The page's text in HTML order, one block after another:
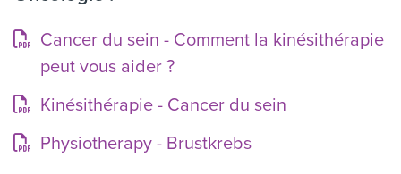
Cancer du sein - Comment la kinésithérapie
peut vous aider ?
Kinésithérapie - Cancer du sein
Physiotherapy - Brustkrebs